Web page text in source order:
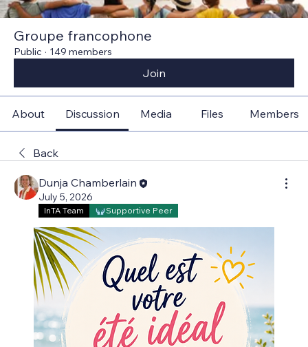
Groupe francophone
Public · 149 members
Join
About Discussion Media Files Members
Back
Dunja Chamberlain
July 5, 2026
InTA Team Supportive Peer